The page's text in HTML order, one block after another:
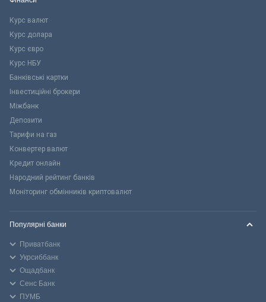
Курс валют
Курс долара
Курс євро
Курс НБУ
Банківські картки
Інвестиційні брокери
Міжбанк
Депозити
Тарифи на газ
Конвертер валют
Кредит онлайн
Народний рейтинг банків
Моніторинг обмінників криптовалют
Популярні банки
Приватбанк
Укрсиббанк
Ощадбанк
Сенс Банк
ПУМБ